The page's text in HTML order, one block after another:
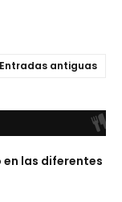
Entradas antiguas
las diferentes